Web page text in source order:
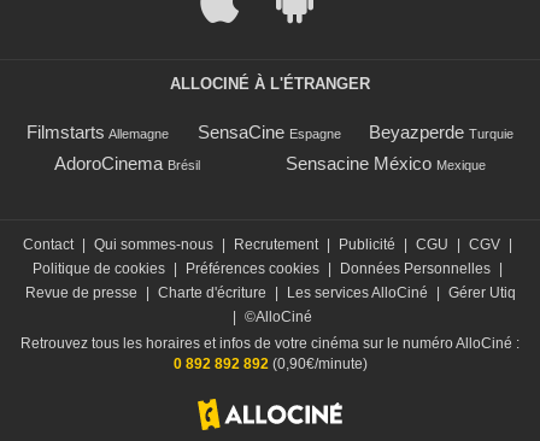
ALLOCINÉ À L'ÉTRANGER
Filmstarts Allemagne SensaCine Espagne Beyazperde Turquie
AdoroCinema Brésil Sensacine México Mexique
Contact Qui sommes-nous Recrutement Publicité CGU CGV
Politique de cookies
Préférences cookies Données Personnelles
Revue de presse
Charte d'écriture Les services AlloCiné
Gérer Utiq
©AlloCiné
Retrouvez tous les horaires et infos de votre cinéma sur le numéro AlloCiné :
0 892 892 892(0,90€/minute)